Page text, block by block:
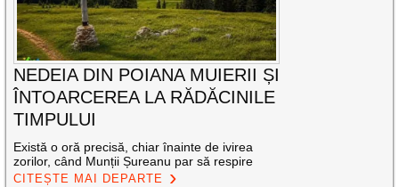
NEDEIA DIN POIANA MUIERII ȘI
ÎNTOARCEREA LA RĂDĂCINILE
TIMPULUI
Există o oră precisă, chiar înainte de ivirea
zorilor, când Munții Șureanu par să respire
CITEȘTE MAI DEPARTE